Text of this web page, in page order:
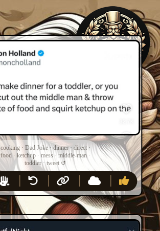
cooking· Dad Joke·dinner· direct·
food· ketchup·mess·middle-man·
toddler·tweet ↺